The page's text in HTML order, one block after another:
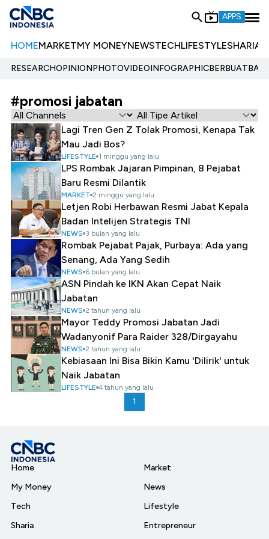
APPS
HOMEMARKETMY MONEYNEWSTECHLIFESTYLESHARIA
RESEARCHOPINIONPHOTOVIDEOINFOGRAPHIC
#promosi jabatan
Lagi Tren Gen Z Tolak Promosi, Kenapa Tak
Mau Jadi Bos?
LIFESTYLE 1 minggu yang lalu
LPS Rombak Jajaran Pimpinan, 8 Pejabat
Baru Resmi Dilantik
MARKET 2 minggu yang lalu
Letjen Robi Herbawan Resmi Jabat Kepala
Badan Intelijen Strategis TNI
NEWS 3 bulan yang lalu
Rombak Pejabat Pajak, Purbaya: Ada yang
Senang, Ada Yang Sedih
NEWS 6 bulan yang lalu
ASN Pindah ke IKN Akan Cepat Naik
Jabatan
NEWS 2 tahun yang lalu
Mayor Teddy Promosi Jabatan Jadi
Wadanyonif Para Raider 328/Dirgayahu
NEWS 2 tahun yang lalu
Kebiasaan Ini Bisa Bikin Kamu 'Dilirik' untuk
Naik Jabatan
LIFESTYLE 4 tahun yang lalu
1
Home
My Money
Tech
Sharia
Market
News
Lifestyle
Entrepreneur